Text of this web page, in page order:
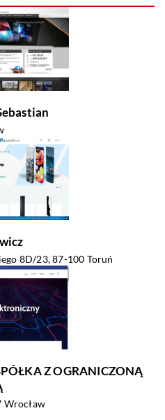
8D/23, 87-100 Toruń
Z OGRANICZONĄ
Wrocław